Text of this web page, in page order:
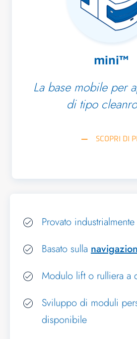
mini™
La base mobile per
di tipo
SCOPRI DI
Provato industrialmente
Basato sulla
Modulo lift o rulliera a
Sviluppo di moduli
disponibile